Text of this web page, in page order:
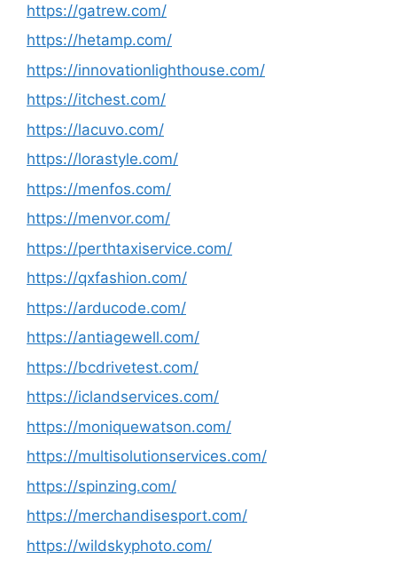
https://gatrew.com/
https://hetamp.com/
https://innovationlighthouse.com/
https://itchest.com/
https://lacuvo.com/
https://lorastyle.com/
https://menfos.com/
https://menvor.com/
https://perthtaxiservice.com/
https://qxfashion.com/
https://arducode.com/
https://antiagewell.com/
https://bcdrivetest.com/
https://iclandservices.com/
https://moniquewatson.com/
https://multisolutionservices.com/
https://spinzing.com/
https://merchandisesport.com/
https://wildskyphoto.com/